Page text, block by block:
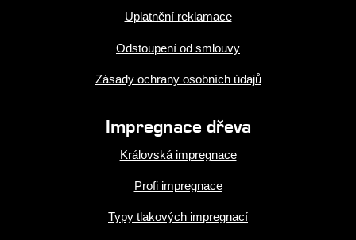
Uplatnění reklamace
Odstoupení od smlouvy
Zásady ochrany osobních údajů
Impregnace dřeva
Královská impregnace
Profi impregnace
Typy tlakových impregnací